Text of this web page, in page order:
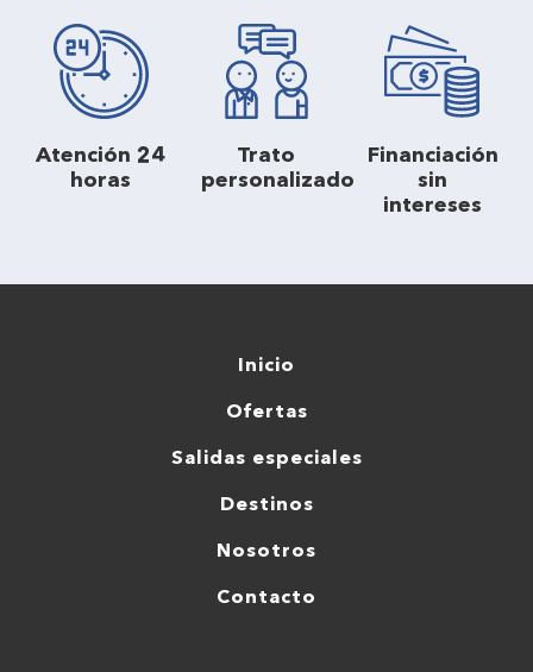
Atención 24
horas
Trato
personalizado
Financiación
sin
intereses
Inicio
Ofertas
Salidas especiales
Destinos
Nosotros
Contacto